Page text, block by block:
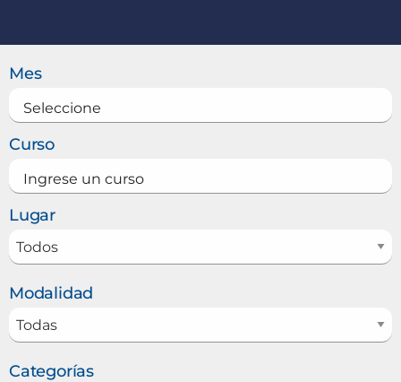
Buscar un curso
Mes
Curso
Lugar
Modalidad
Categorías